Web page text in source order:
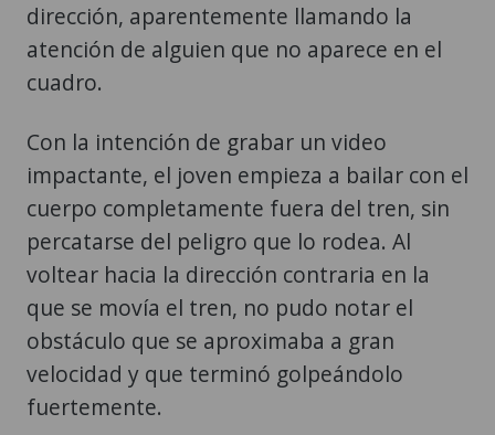
dirección, aparentemente llamando la
atención de alguien que no aparece en el
cuadro.
Con la intención de grabar un video
impactante, el joven empieza a bailar con el
cuerpo completamente fuera del tren, sin
percatarse del peligro que lo rodea. Al
voltear hacia la dirección contraria en la
que se movía el tren, no pudo notar el
obstáculo que se aproximaba a gran
velocidad y que terminó golpeándolo
fuertemente.